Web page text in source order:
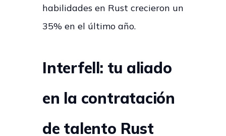
habilidades en Rust crecieron un
35% en el último año.
Interfell: tu aliado
en la contratación
de talento Rust